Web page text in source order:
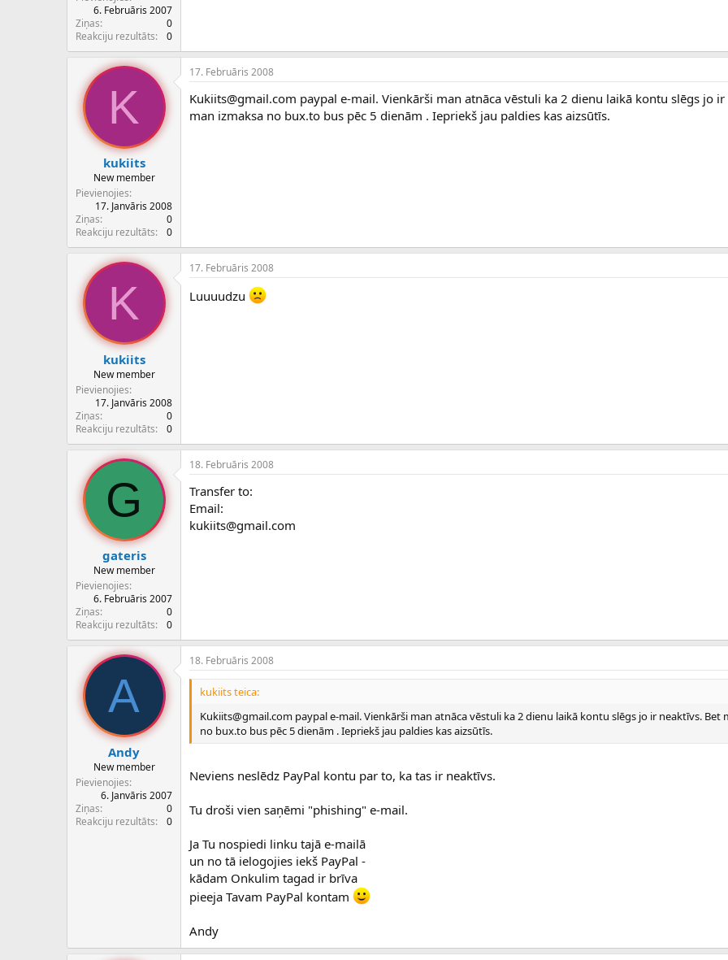
6. Februāris 2007
Ziņas
0
Reakciju rezultāts
0
K
kukiits
New member
Pievienojies
17. Janvāris 2008
Ziņas
0
Reakciju rezultāts
0
17. Februāris 2008
Kukiits@gmail.com paypal e-mail. Vienkārši man atnāca vēstuli ka 2 dienu laikā kontu slēgs jo
man izmaksa no bux.to bus pēc 5 dienām . Iepriekš jau paldies kas aizsūtīs.
K
kukiits
New member
Pievienojies
17. Janvāris 2008
Ziņas
0
Reakciju rezultāts
0
17. Februāris 2008
Luuuudzu
G
gateris
New member
Pievienojies
6. Februāris 2007
Ziņas
0
Reakciju rezultāts
0
18. Februāris 2008
Transfer to:
Email:
kukiits@gmail.com
A
Andy
New member
Pievienojies
6. Janvāris 2007
Ziņas
0
Reakciju rezultāts
0
18. Februāris 2008
kukiits teica:
Kukiits@gmail.com paypal e-mail. Vienkārši man atnāca vēstuli ka 2 dienu laikā kontu slēgs jo ir neaktīvs. Bet
no bux.to bus pēc 5 dienām . Iepriekš jau paldies kas aizsūtīs.
Neviens neslēdz PayPal kontu par to, ka tas ir neaktīvs.
Tu droši vien saņēmi "phishing" e-mail.
Ja Tu nospiedi linku tajā e-mailā
un no tā ielogojies iekš PayPal -
kādam Onkulim tagad ir brīva
pieeja Tavam PayPal kontam
Andy